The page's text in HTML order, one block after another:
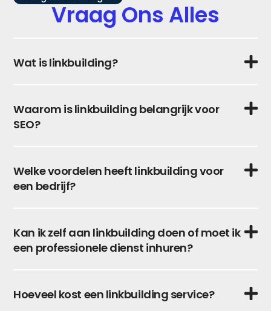
Vraag Ons Alles
Wat is linkbuilding?
Waarom is linkbuilding belangrijk voor
SEO?
Welke voordelen heeft linkbuilding voor
een bedrijf?
Kan ik zelf aan linkbuilding doen of moet ik
een professionele dienst inhuren?
Hoeveel kost een linkbuilding service?